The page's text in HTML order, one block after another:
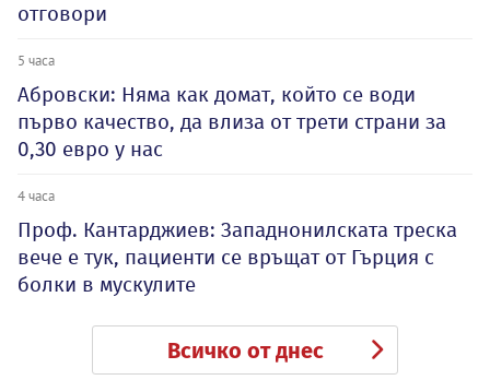
отговори
5 часа
Абровски: Няма как домат, който се води
първо качество, да влиза от трети страни за
0,30 евро у нас
4 часа
Проф. Кантарджиев: Западнонилската треска
вече е тук, пациенти се връщат от Гърция с
болки в мускулите
Всичко от днес